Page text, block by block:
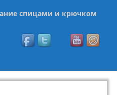
спицами и крючком